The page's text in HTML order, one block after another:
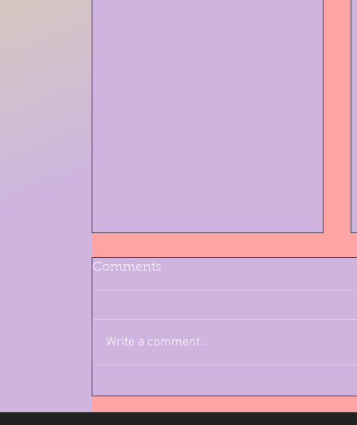
Comments
Write a comment...